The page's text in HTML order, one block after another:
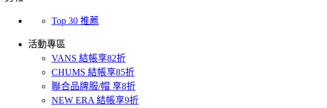
Top 30 推薦
活動專區
VANS 結帳享82折
CHUMS 結帳享85折
聯合品牌服/帽 享8折
NEW ERA 結帳享9折